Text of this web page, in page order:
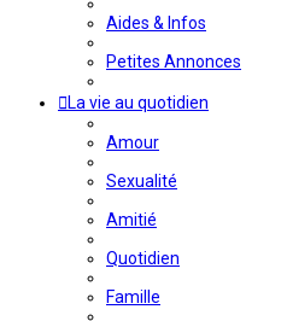
Aides & Infos
Petites Annonces
La vie au quotidien
Amour
Sexualité
Amitié
Quotidien
Famille